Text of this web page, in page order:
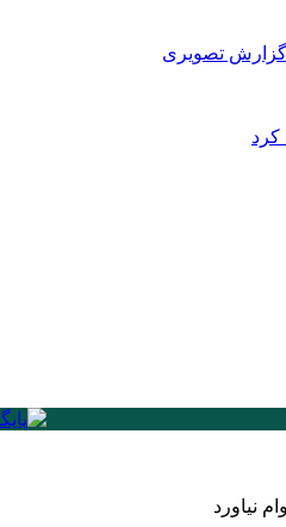
گزارش تصویری
کرد
نیاورد